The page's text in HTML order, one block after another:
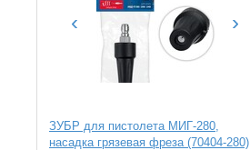
‹ ›
ЗУБР для пистолета МИГ-280,
насадка грязевая фреза (70404-280)